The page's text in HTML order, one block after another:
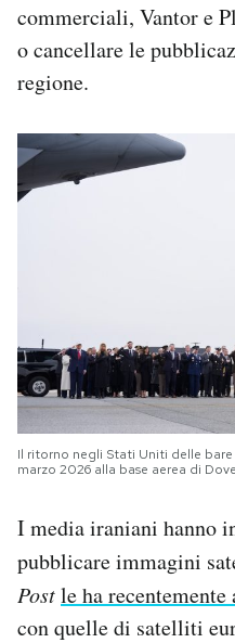
commerciali, Vantor e
o cancellare le
regione.
Il ritorno negli Stati Uniti delle
marzo 2026 alla base aerea di
I media iraniani hanno
pubblicare immagini
Postle ha recentemente
con quelle di satelliti